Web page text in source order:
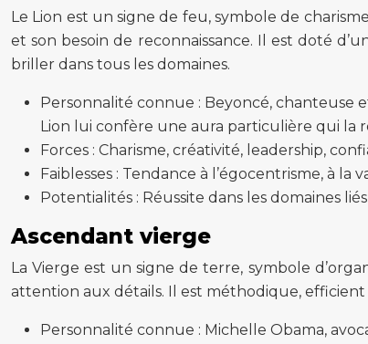
Le Lion est un signe de feu, symbole de
et son besoin de reconnaissance. Il est doté
briller dans tous les domaines.
Personnalité connue : Beyoncé, chanteuse
Lion lui confère une aura particulière qui la
Forces : Charisme, créativité, leadership,
Faiblesses : Tendance à l’égocentrisme, à la
Potentialités : Réussite dans les domaines
Ascendant vierge
La Vierge est un signe de terre, symbole
attention aux détails. Il est méthodique,
Personnalité connue : Michelle Obama,